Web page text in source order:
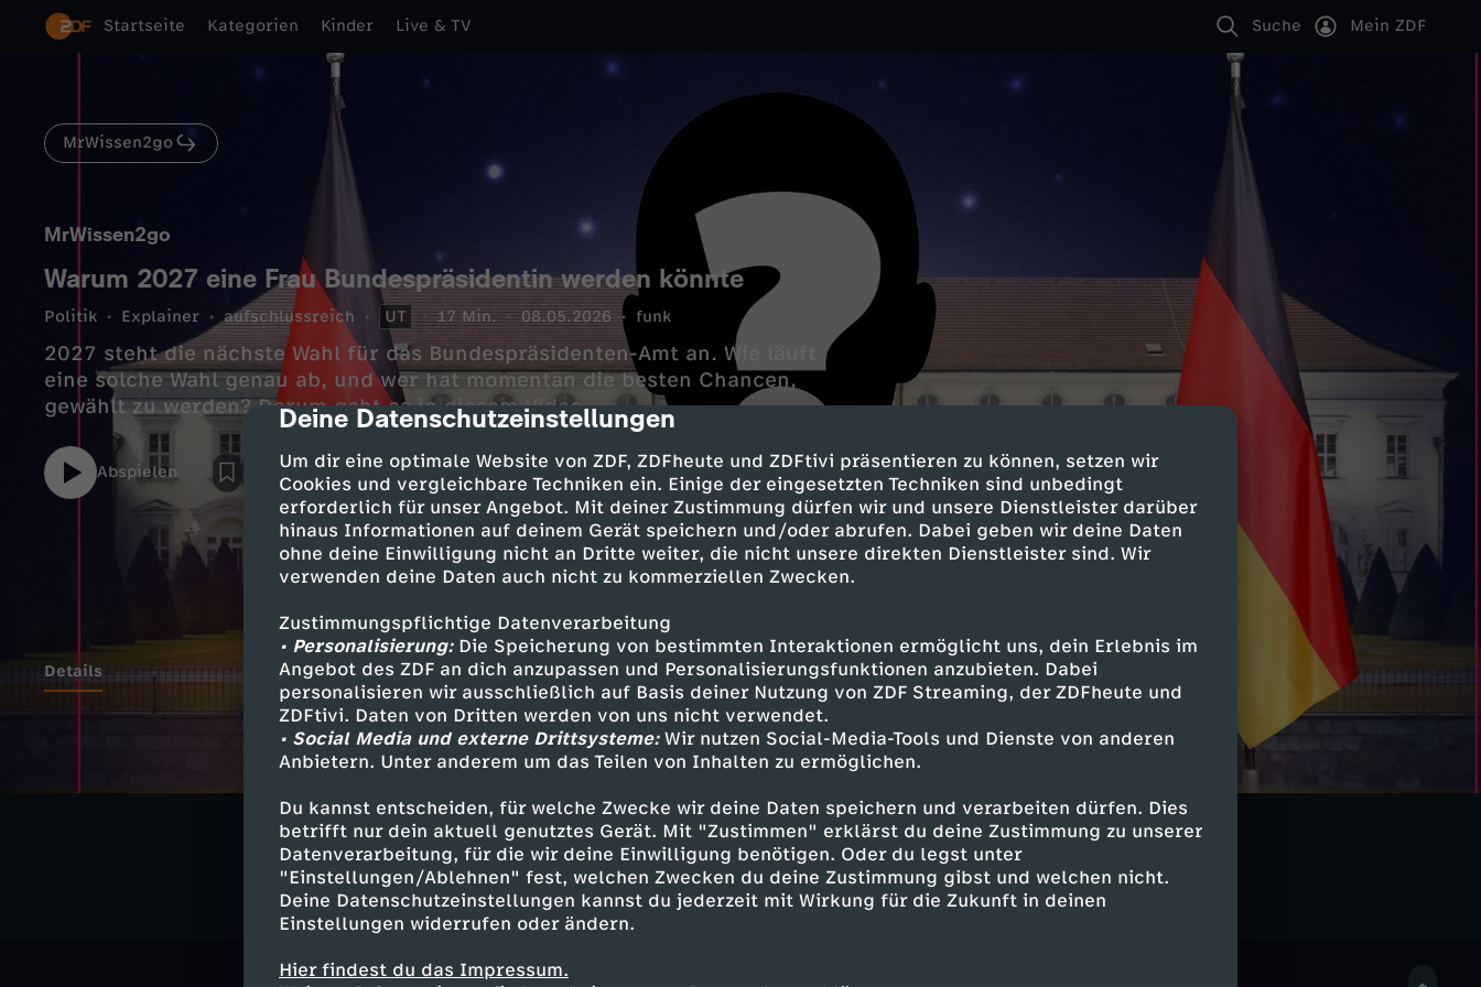
cmp-dialog-description
Deine Datenschutzeinstellungen
Um dir eine optimale Website von ZDF, ZDFheute und ZDFtivi präsentieren zu können, setzen wir
Cookies und vergleichbare Techniken ein. Einige der eingesetzten Techniken sind unbedingt
erforderlich für unser Angebot. Mit deiner Zustimmung dürfen wir und unsere Dienstleister darüber
hinaus Informationen auf deinem Gerät speichern und/oder abrufen. Dabei geben wir deine Daten
ohne deine Einwilligung nicht an Dritte weiter, die nicht unsere direkten Dienstleister sind. Wir
verwenden deine Daten auch nicht zu kommerziellen Zwecken.
Zustimmungspflichtige Datenverarbeitung
• Personalisierung:Die Speicherung von bestimmten Interaktionen ermöglicht uns, dein Erlebnis im
Angebot des ZDF an dich anzupassen und Personalisierungsfunktionen anzubieten. Dabei
personalisieren wir ausschließlich auf Basis deiner Nutzung von ZDF Streaming, der ZDFheute und
ZDFtivi. Daten von Dritten werden von uns nicht verwendet.
• Social Media und externe Drittsysteme:Wir nutzen Social-Media-Tools und Dienste von anderen
Anbietern. Unter anderem um das Teilen von Inhalten zu ermöglichen.
Du kannst entscheiden, für welche Zwecke wir deine Daten speichern und verarbeiten dürfen. Dies
betrifft nur dein aktuell genutztes Gerät. Mit "Zustimmen" erklärst du deine Zustimmung zu unserer
Datenverarbeitung, für die wir deine Einwilligung benötigen. Oder du legst unter
"Einstellungen/Ablehnen" fest, welchen Zwecken du deine Zustimmung gibst und welchen nicht.
Deine Datenschutzeinstellungen kannst du jederzeit mit Wirkung für die Zukunft in deinen
Einstellungen widerrufen oder ändern.
Hier findest du das Impressum.
Startseite Kategorien Kinder Live & TV Suche Mein ZDF
MrWissen2go
MrWissen2go
Warum 2027 eine Frau Bundespräsidentin werden könnte
Politik Explainer aufschlussreich UT 17 Min. 08.05.2026 funk
2027 steht die nächste Wahl für das Bundespräsidenten-Amt an. Wie läuft
eine solche Wahl genau ab, und wer hat momentan die besten Chancen,
gewählt zu werden? Darum geht es in diesem Video.
Abspielen
Details
Ähnliche Inhalte entdecken
Politik Explainer aufschlussreich Untertitel MrWissen2go